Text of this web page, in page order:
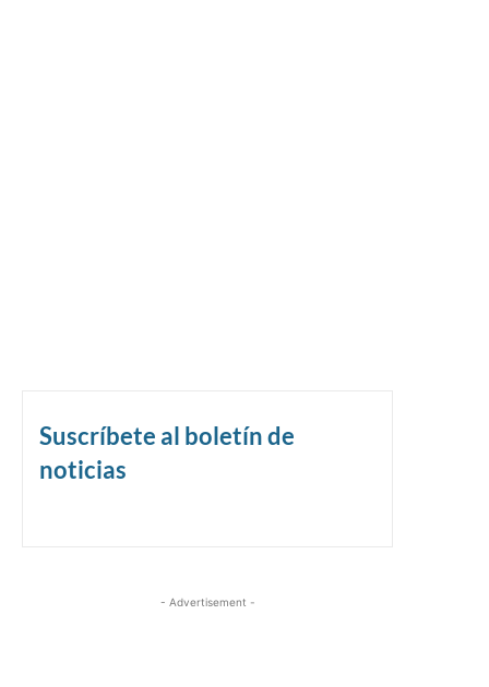
Suscríbete al boletín de
noticias
- Advertisement -